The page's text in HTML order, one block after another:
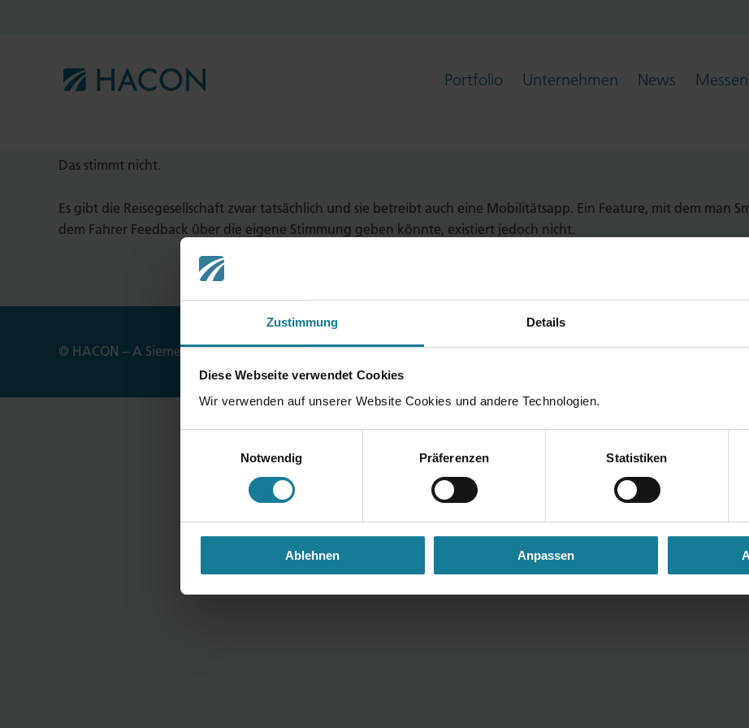
Zustimmung Details
Diese Webseite verwendet Cookies
Wir verwenden auf unserer Website Cookies und andere Technologien.
Notwendig
Präferenzen Statistiken
Ablehnen Anpassen
Portfolio Unternehmen News
"Die West Japan Railway Company hat in ihrer App ein Feedback-
Das stimmt nicht.
Es gibt die Reisegesellschaft zwar tatsächlich und sie betreibt auch eine Mobilitätsapp. Ein Feature, mit dem man
dem Fahrer Feedback über die eigene Stimmung geben könnte, existiert jedoch nicht.
© HACON – A Siemens Company Impressum Datenschutz Cookie Einstellungen